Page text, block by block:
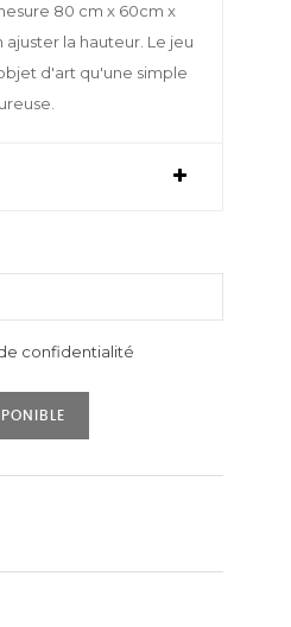
80 cm x 60cm x
la hauteur. Le jeu
d'art qu'une simple
confidentialité